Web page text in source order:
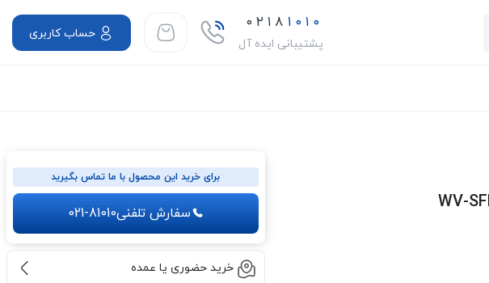
۰۲۱۸ ۱۰۱۰
پشتیبانی ایده آل
حساب کاربری
برای خرید این محصول با ما تماس بگیرید
سفارش تلفنی021-81010
خرید حضوری یا عمده